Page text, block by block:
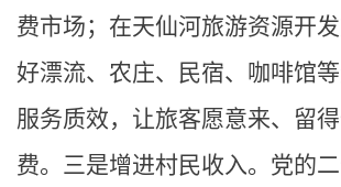
费市场；在天仙河旅游资源开
好漂流、农庄、民宿、咖啡馆
服务质效，让旅客愿意来、留
费。三是增进村民收入。党的